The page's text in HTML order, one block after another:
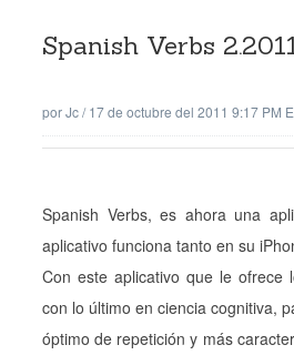
Spanish Verbs
porJc/17 de octubre del 2011 9:17 PM
Spanish Verbs, es ahora una
aplicativo funciona tanto en su
Con este aplicativo que le ofrece
con lo último en ciencia cognitiva,
óptimo de repetición y más